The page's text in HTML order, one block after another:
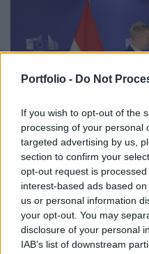
Portfolio - Do Not
If you wish to opt-out of the
processing of your personal
targeted advertising by us,
section to confirm your
opt-out request is
interest-based ads based
us or personal information
your opt-out. You may
disclosure of your personal
IAB’s list of downstream
GAZDASÁG
Kiderült, mire költi a
forintos uniós pénzt
A részleteket Magyar Péter